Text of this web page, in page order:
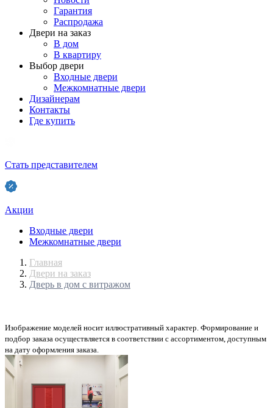
Гарантия
Распродажа
Двери на заказ
В дом
В квартиру
Выбор двери
Входные двери
Межкомнатные двери
Дизайнерам
Контакты
Где купить
Стать представителем
Акции
Входные двери
Межкомнатные двери
Главная
Двери на заказ
Дверь в дом с витражом
Изображение моделей носит иллюстративный характер. Формирование и
подбор заказа осуществляется в соответствии с ассортиментом, доступным
на дату оформления заказа.